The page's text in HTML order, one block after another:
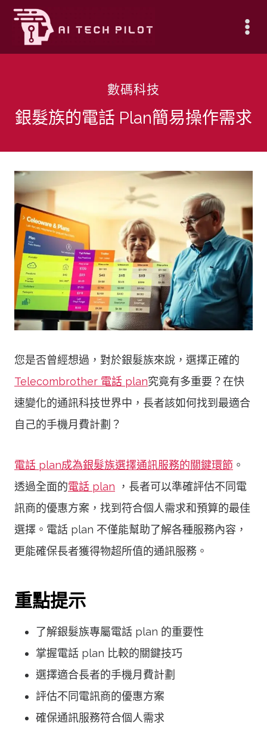
Skip
content
數碼科技
銀髮族的電話 Plan簡易操作需求
您是否曾經想過，對於銀髮族來說，選擇正確的
Telecombrother 電話 plan究竟有多重要？在快
速變化的通訊科技世界中，長者該如何找到最適合
自己的手機月費計劃？
電話 plan成為銀髮族選擇通訊服務的關鍵環節 。
透過全面的電話 plan ，長者可以準確評估不同電
訊商的優惠方案，找到符合個人需求和預算的最佳
選擇。電話 plan 不僅能幫助了解各種服務內容，
更能確保長者獲得物超所值的通訊服務。
重點提示
了解銀髮族專屬電話 plan 的重要性
掌握電話 plan 比較的關鍵技巧
選擇適合長者的手機月費計劃
評估不同電訊商的優惠方案
確保通訊服務符合個人需求